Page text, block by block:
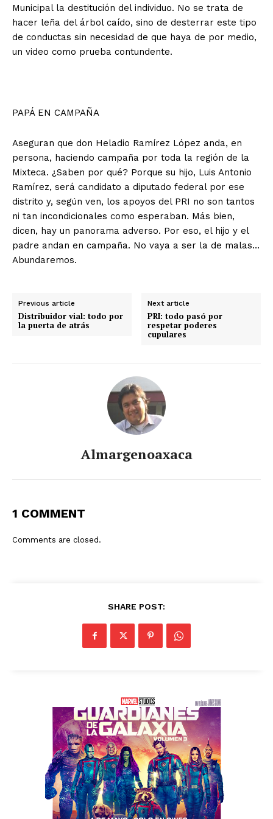
Municipal la destitución del individuo. No se trata de
hacer leña del árbol caído, sino de desterrar este tipo
de conductas sin necesidad de que haya de por medio,
un video como prueba contundente.
PAPÁ EN CAMPAÑA
Aseguran que don Heladio Ramírez López anda, en
persona, haciendo campaña por toda la región de la
Mixteca. ¿Saben por qué? Porque su hijo, Luis Antonio
Ramírez, será candidato a diputado federal por ese
distrito y, según ven, los apoyos del PRI no son tantos
ni tan incondicionales como esperaban. Más bien,
dicen, hay un panorama adverso. Por eso, el hijo y el
padre andan en campaña. No vaya a ser la de malas…
Abundaremos.
Previous article
Distribuidor vial: todo por
la puerta de atrás
Next article
PRI: todo pasó por
respetar poderes
cupulares
Almargenoaxaca
1 COMMENT
Comments are closed.
SHARE POST: